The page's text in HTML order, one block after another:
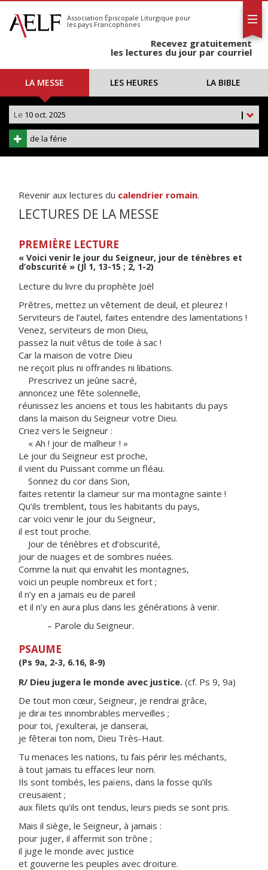
S'abonner
Calendrier
Association Épiscopale Liturgique pour
les pays Francophones
Recevez gratuitement
les lectures du jour par courriel
LA MESSE LES HEURES LA BIBLE
|
Le 10 oct. 2025
de la férie
Revenir aux lectures du calendrier romain.
LECTURES DE LA MESSE
PREMIÈRE LECTURE
« Voici venir le jour du Seigneur, jour de ténèbres et
d’obscurité » (Jl 1, 13-15 ; 2, 1-2)
Lecture du livre du prophète Joël
Prêtres, mettez un vêtement de deuil, et pleurez !
Serviteurs de l’autel, faites entendre des lamentations !
Venez, serviteurs de mon Dieu,
passez la nuit vêtus de toile à sac !
Car la maison de votre Dieu
ne reçoit plus ni offrandes ni libations.
Prescrivez un jeûne sacré,
annoncez une fête solennelle,
réunissez les anciens et tous les habitants du pays
dans la maison du Seigneur votre Dieu.
Criez vers le Seigneur :
« Ah ! jour de malheur ! »
Le jour du Seigneur est proche,
il vient du Puissant comme un fléau.
Sonnez du cor dans Sion,
faites retentir la clameur sur ma montagne sainte !
Qu’ils tremblent, tous les habitants du pays,
car voici venir le jour du Seigneur,
il est tout proche.
Jour de ténèbres et d’obscurité,
jour de nuages et de sombres nuées.
Comme la nuit qui envahit les montagnes,
voici un peuple nombreux et fort ;
il n’y en a jamais eu de pareil
et il n’y en aura plus dans les générations à venir.
– Parole du Seigneur.
PSAUME
(Ps 9a, 2-3, 6.16, 8-9)
R/ Dieu jugera le monde avec justice. (cf. Ps 9, 9a)
De tout mon cœur, Seigneur, je rendrai grâce,
je dirai tes innombrables merveilles ;
pour toi, j’exulterai, je danserai,
je fêterai ton nom, Dieu Très-Haut.
Tu menaces les nations, tu fais périr les méchants,
à tout jamais tu effaces leur nom.
Ils sont tombés, les païens, dans la fosse qu’ils
creusaient ;
aux filets qu’ils ont tendus, leurs pieds se sont pris.
Mais il siège, le Seigneur, à jamais :
pour juger, il affermit son trône ;
il juge le monde avec justice
et gouverne les peuples avec droiture.